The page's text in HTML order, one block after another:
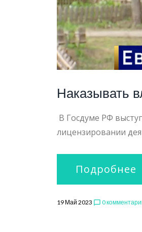
Наказывать
В Госдуме РФ
лицензировании
Подробнее
19 Май 2023 chat_bubble_outline 0